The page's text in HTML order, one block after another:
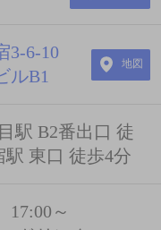
3-6-10
ルB1
地図
駅 B2番出口 徒
東口 徒歩4分
～